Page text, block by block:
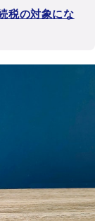
税の対象にな